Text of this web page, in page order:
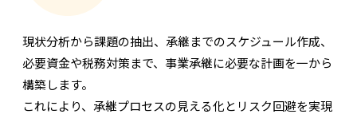
現状分析から課題の抽出、承継までのスケジュール作成、
必要資金や税務対策まで、事業承継に必要な計画を一から
構築します。
これにより、承継プロセスの見える化とリスク回避を実現